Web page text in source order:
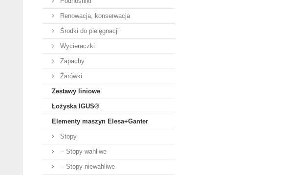
Renowacja, konserwacja
Środki do pielęgnacji
Wycieraczki
Zapachy
Żarówki
Zestawy liniowe
Łożyska IGUS®
Elementy maszyn Elesa+Ganter
Stopy
-- Stopy wahliwe
-- Stopy niewahliwe